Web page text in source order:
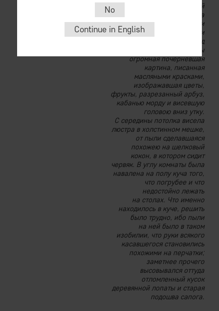
без стекла, вставленный
в раму красного дерева
с тоненькими бронзовыми
полосками и бронзовыми
же кружками по углам. В ряд
с ними занимала полстены
огромная почерневшая
картина, писанная
масляными красками,
изображавшая цветы,
фрукты, разрезанный арбуз,
кабанью морду и висевшую
головою вниз утку.
С середины потолка висела
люстра в холстинном мешке,
от пыли сделавшаяся
похожею на шелковый
кокон, в котором сидит
червяк. В углу комнаты была
навалена на полу куча того,
что погрубее и что
недостойно лежать
на столах. Что именно
находилось в куче, решить
было трудно, ибо пыли
на ней было в таком
изобилии, что руки всякого
касавшегося становились
похожими на перчатки;
заметнее прочего
высовывался оттуда
отломленный кусок
деревянной лопаты и старая
подошва сапога.
No
Continue in English